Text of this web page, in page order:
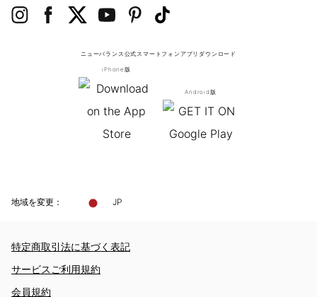
ニューバランス公式スマートフォンアプリ ダウンロード
iPhone版
Android版
地域を変更： JP
特定商取引法に基づく表記
サービスご利用規約
会員規約